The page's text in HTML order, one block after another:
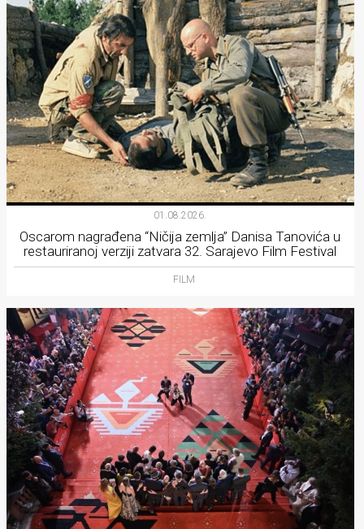
01.08.2026.
Oscarom nagrađena “Ničija zemlja” Danisa Tanovića u
restauriranoj verziji zatvara 32. Sarajevo Film Festival
FILM